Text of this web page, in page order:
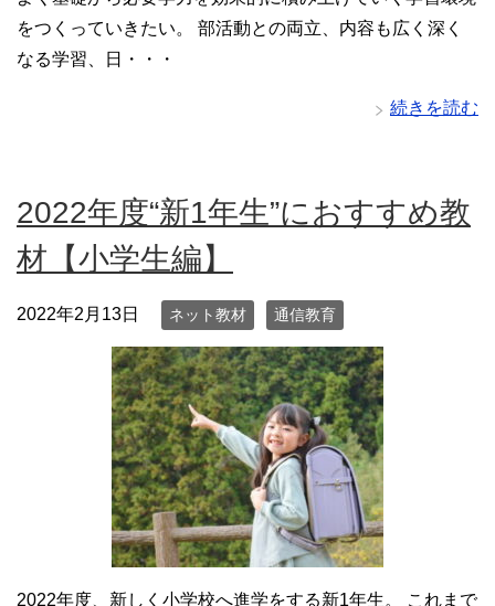
をつくっていきたい。 部活動との両立、内容も広く深く
なる学習、日・・・
続きを読む
2022年度“新1年生”におすすめ教
材【小学生編】
2022年2月13日 ネット教材 通信教育
2022年度、新しく小学校へ進学をする新1年生。 これまで